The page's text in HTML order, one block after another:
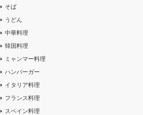
そば
うどん
中華料理
韓国料理
ミャンマー料理
ハンバーガー
イタリア料理
フランス料理
スペイン料理